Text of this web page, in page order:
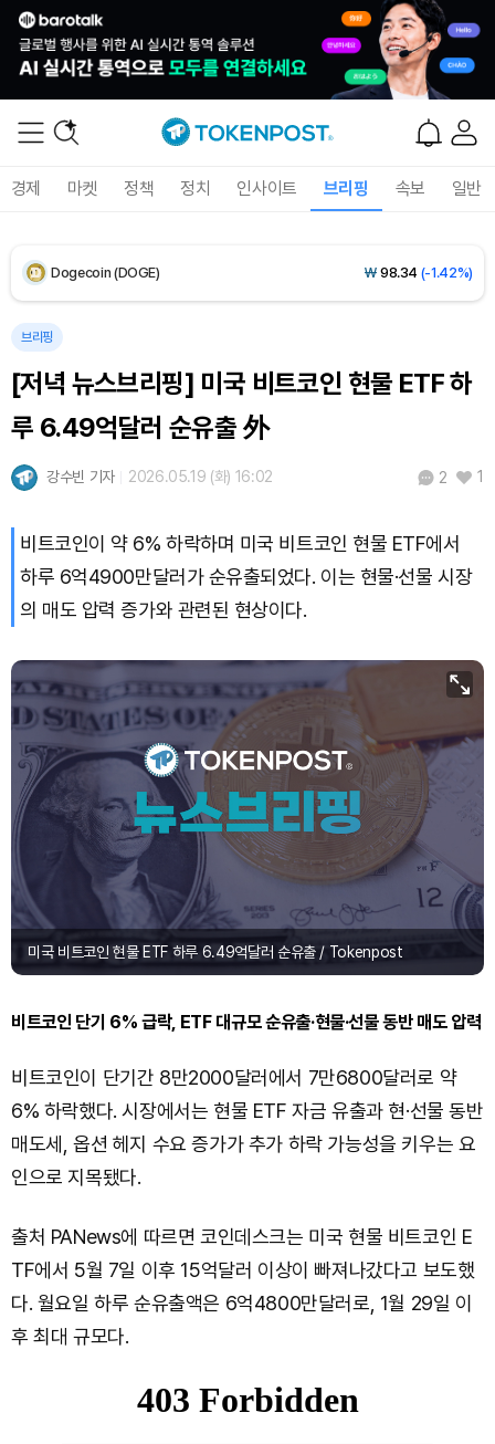
경제 마켓 정책 정치 인사이트 브리핑 속보 일반
Solana (SOL) ₩ 103,509(-2.09%)
Bitcoin (BTC) 91,433,354(-1.15%)
브리핑
[저녁 뉴스브리핑] 미국 비트코인 현물 ETF 하
루 6.49억달러 순유출 外
강수빈 기자 2026.05.19 (화) 16:02 2 1
비트코인이 약 6% 하락하며 미국 비트코인 현물 ETF에서
하루 6억4900만달러가 순유출되었다. 이는 현물·선물 시장
의 매도 압력 증가와 관련된 현상이다.
미국 비트코인 현물 ETF 하루 6.49억달러 순유출 / Tokenpost
비트코인 단기 6% 급락, ETF 대규모 순유출·현물·선물 동반 매도 압력
비트코인이 단기간 8만2000달러에서 7만6800달러로 약
6% 하락했다. 시장에서는 현물 ETF 자금 유출과 현·선물 동반
매도세, 옵션 헤지 수요 증가가 추가 하락 가능성을 키우는 요
인으로 지목됐다.
출처 PANews에 따르면 코인데스크는 미국 현물 비트코인 E
TF에서 5월 7일 이후 15억달러 이상이 빠져나갔다고 보도했
다. 월요일 하루 순유출액은 6억4800만달러로, 1월 29일 이
후 최대 규모다.